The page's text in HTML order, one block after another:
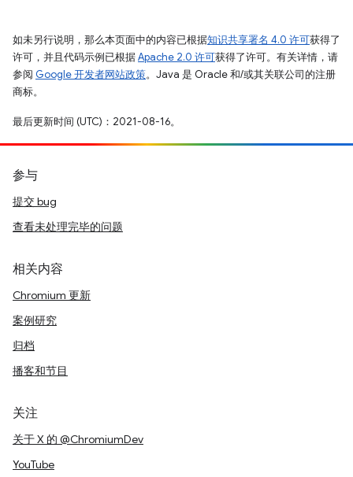
如未另行说明，那么本页面中的内容已根据知识共享署名 4.0 许可获得了
许可，并且代码示例已根据Apache 2.0 许可获得了许可。有关详情，请
参阅 Google 开发者网站政策。Java 是 Oracle 和/或其关联公司的注册
商标。
最后更新时间 (UTC)：2021-08-16。
参与
提交 bug
查看未处理完毕的问题
相关内容
Chromium 更新
案例研究
归档
播客和节目
关注
关于 X 的 @ChromiumDev
YouTube